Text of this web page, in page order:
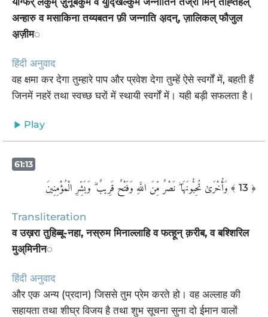
अन्हारु व मसाकिना तय्यबतन फ़ी जन्नाति अ़दन्, ज़ालिकल् फौजुल
अ़ज़ीम◌
हिंदी अनुवाद
वह क्षमा कर देगा तुम्हारे पाप और प्रवेश देगा तुम्हें ऐसे स्वर्गों में, बहती हैं
जिनमें नहरें तथा स्वच्छ घरों में स्थायी स्वर्गों में। यही बड़ी सफलता है।
Play
61:13
﴾ 13 ﴿
Transliteration
व उख़रा तुहिब्बू-नहा, नस्रुम मिनाल्लाहि व फत्हून् क़रीब, व बश्शिरिल
मुअ्मिनीन◌
हिंदी अनुवाद
और एक अन्य (प्रदान) जिससे तुम प्रेम करते हो। वह अल्लाह की
सहायता तथा शीघ्र विजय है तथा शुभ सूचना सुना दो ईमान वालों